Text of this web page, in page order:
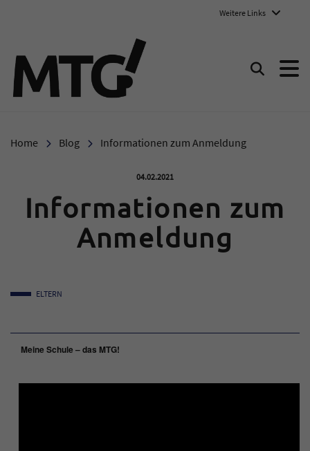
Weitere Links
Suchen
Home Blog Informationen zum Anmeldung
Veröffentlicht am:
04.02.2021
Informationen zum
Anmeldung
ELTERN
Meine Schule – das MTG!